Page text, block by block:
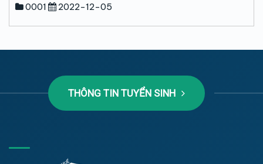
0001
2022-12-05
THÔNG TIN TUYỂN SINH